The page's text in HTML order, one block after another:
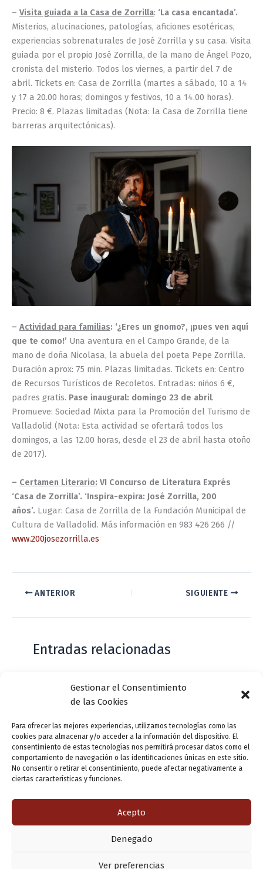
Gestionar el Consentimiento
de las Cookies
Para ofrecer las mejores experiencias, utilizamos tecnologías como las
cookies para almacenar y/o acceder a la información del dispositivo. El
consentimiento de estas tecnologías nos permitirá procesar datos como el
comportamiento de navegación o las identificaciones únicas en este sitio.
No consentir o retirar el consentimiento, puede afectar negativamente a
ciertas características y funciones.
Acepto
Denegado
Ver preferencias
– Visita guiada a la Casa de Zorrilla: ‘La casa encantada’.
Misterios, alucinaciones, patologías, aficiones esotéricas,
experiencias sobrenaturales de José Zorrilla y su casa. Visita
guiada por el propio José Zorrilla, de la mano de Ángel Pozo,
cronista del misterio. Todos los viernes, a partir del 7 de
abril. Tickets en: Casa de Zorrilla (martes a sábado, 10 a 14
y 17 a 20.00 horas; domingos y festivos, 10 a 14.00 horas).
Precio: 8 €. Plazas limitadas (Nota: la Casa de Zorrilla tiene
barreras arquitectónicas).
– Actividad para familias: ‘¿Eres un gnomo?, ¡pues ven aquí
que te como!’ Una aventura en el Campo Grande, de la
mano de doña Nicolasa, la abuela del poeta Pepe Zorrilla.
Duración aprox: 75 min. Plazas limitadas. Tickets en: Centro
de Recursos Turísticos de Recoletos. Entradas: niños 6 €,
padres gratis. Pase inaugural: domingo 23 de abril.
Promueve: Sociedad Mixta para la Promoción del Turismo de
Valladolid (Nota: Esta actividad se ofertará todos los
domingos, a las 12.00 horas, desde el 23 de abril hasta otoño
de 2017).
– Certamen Literario: VI Concurso de Literatura Exprés
‘Casa de Zorrilla’. ‘Inspira-expira: José Zorrilla, 200
años’. Lugar: Casa de Zorrilla de la Fundación Municipal de
Cultura de Valladolid. Más información en 983 426 266 //
www.200josezorrilla.es
ANTERIOR SIGUIENTE
Entradas relacionadas
Casa de Zorrilla conmemorarán el 168
aniversario del estreno de Don Juan
Tenorio
Deja un comentario /Actualidad/ PorVLLensutinta
Actualidad / Por
Copyright © 2026 Valladolid en su titna